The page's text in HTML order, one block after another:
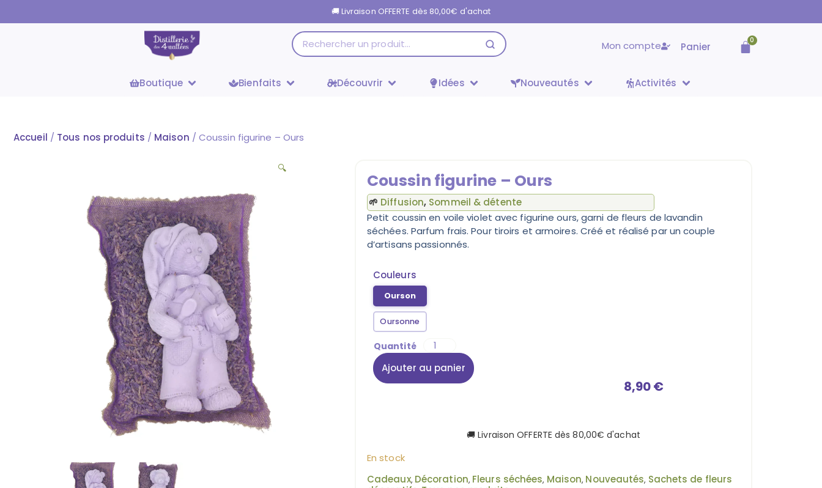
🚚 Livraison OFFERTE dès 80,00€ d'achat
Mon compte Panier
0
Boutique Bienfaits Découvrir Idées Nouveautés Activités
Accueil / Tous nos produits / Maison / Coussin figurine – Ours
🔍
Coussin figurine – Ours
🌱 Diffusion, Sommeil & détente
Petit coussin en voile violet avec figurine ours, garni de fleurs de lavandin
séchées. Parfum frais. Pour tiroirs et armoires. Créé et réalisé par un couple
d’artisans passionnés.
Couleurs
Ourson
Oursonne
Ajouter au panier
8,90 €
🚚 Livraison OFFERTE dès80,00€ d'achat
En stock
Cadeaux, Décoration, Fleurs séchées, Maison, Nouveautés, Sachets de fleurs